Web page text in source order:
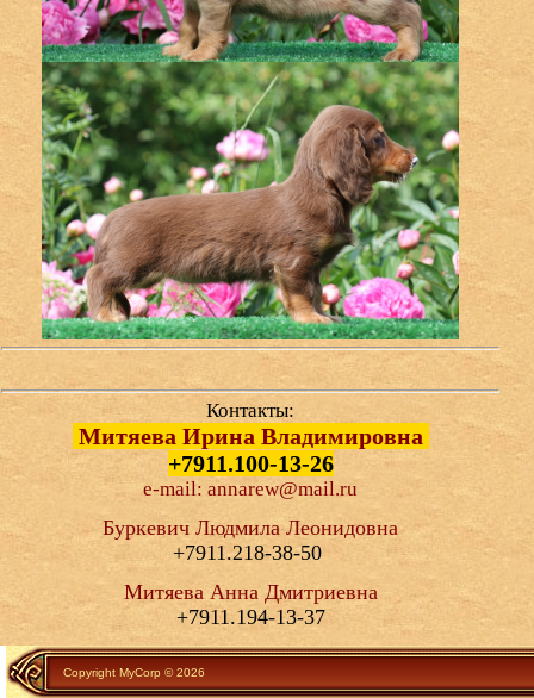
Контакты:
Митяева Ирина Владимировна
+7911.100-13-26
e-mail: annarew@mail.ru
Буркевич Людмила Леонидовна
+7911.218-38-50
Митяева Анна Дмитриевна
+7911.194-13-37
Copyright MyCorp © 2026